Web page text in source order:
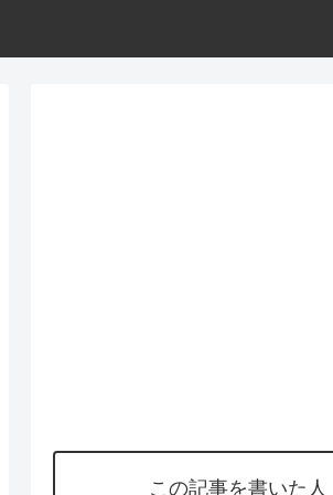
この記事を書いた人